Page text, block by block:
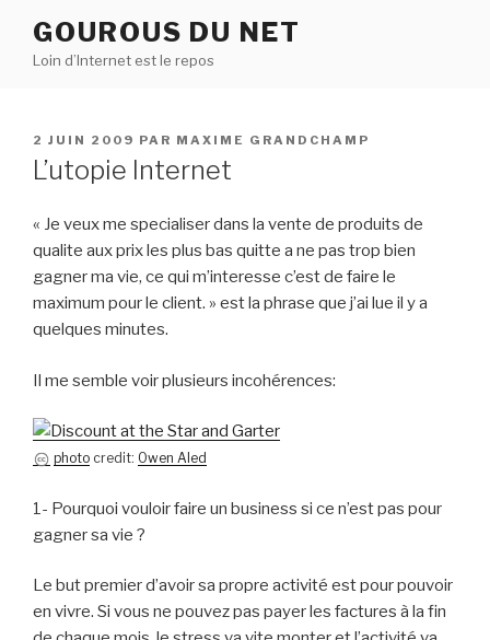
contenu
GOUROUS DU NET
Loin d’Internet est le repos
PUBLIÉ
LE
2 JUIN 2009 PAR MAXIME GRANDCHAMP
L’utopie Internet
« Je veux me specialiser dans la vente de produits de
qualite aux prix les plus bas quitte a ne pas trop bien
gagner ma vie, ce qui m’interesse c’est de faire le
maximum pour le client. » est la phrase que j’ai lue il y a
quelques minutes.
Il me semble voir plusieurs incohérences:
photo credit: Owen Aled
1- Pourquoi vouloir faire un business si ce n’est pas pour
gagner sa vie ?
Le but premier d’avoir sa propre activité est pour pouvoir
en vivre. Si vous ne pouvez pas payer les factures à la fin